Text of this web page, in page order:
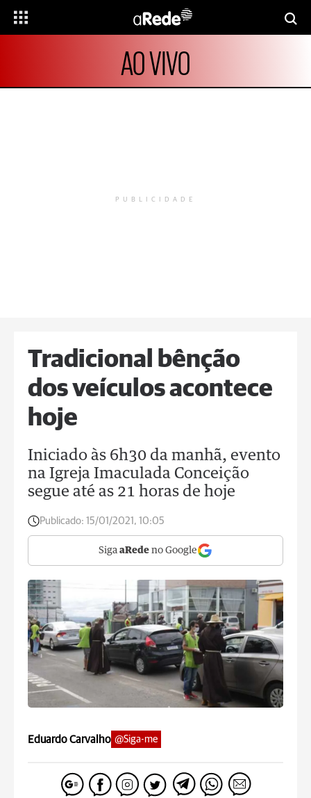
AO VIVO
PUBLICIDADE
Tradicional bênção
dos veículos acontece
hoje
Iniciado às 6h30 da manhã, evento
na Igreja Imaculada Conceição
segue até as 21 horas de hoje
Publicado: 15/01/2021, 10:05
Siga aRede no Google
Eduardo Carvalho @Siga-me